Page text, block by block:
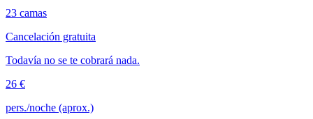
23 camas
Cancelación gratuita
Todavía no se te cobrará nada.
26 €
pers./noche (aprox.)